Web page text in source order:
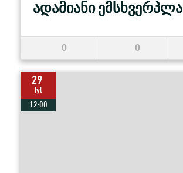
ადამიანი ემსხვერპლა
0 0
29
Iyl
12:00